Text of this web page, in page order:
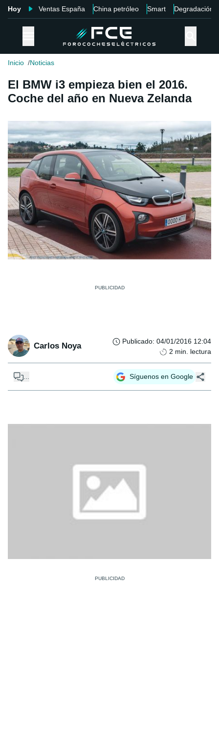
Hoy Ventas España China petróleo Smart Degradación
Inicio Noticias
El BMW i3 empieza bien el 2016.
Coche del año en Nueva Zelanda
Carlos Noya Publicado: 04/01/2016 12:04
2 min. lectura
Síguenos en Google